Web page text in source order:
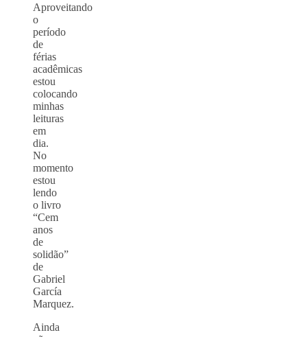
Aproveitando
o
período
de
férias
acadêmicas
estou
colocando
minhas
leituras
em
dia.
No
momento
estou
lendo
o livro
“Cem
anos
de
solidão”
de
Gabriel
García
Marquez.
Ainda